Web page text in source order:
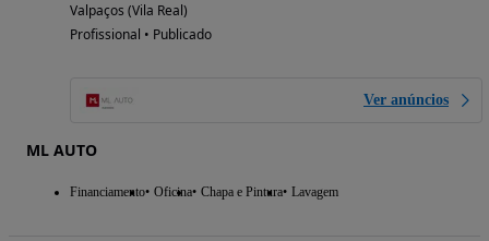
Valpaços (Vila Real)
Profissional • Publicado
Ver anúncios
ML AUTO
Financiamento Oficina Chapa e Pintura Lavagem